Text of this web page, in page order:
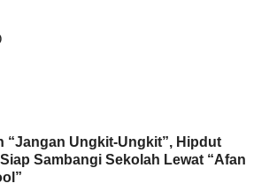
“Jangan Ungkit-Ungkit”, Hipdut
Sambangi Sekolah Lewat “Afan